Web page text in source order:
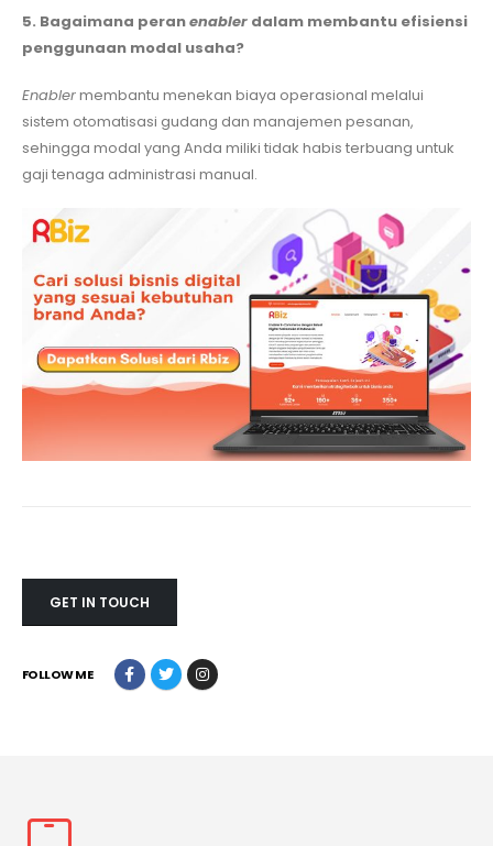
5. Bagaimana peranenabler dalam membantu efisiensi
penggunaan modal usaha?
Enablermembantu menekan biaya operasional melalui
sistem otomatisasi gudang dan manajemen pesanan,
sehingga modal yang Anda miliki tidak habis terbuang untuk
gaji tenaga administrasi manual.
GET IN TOUCH
FOLLOW ME